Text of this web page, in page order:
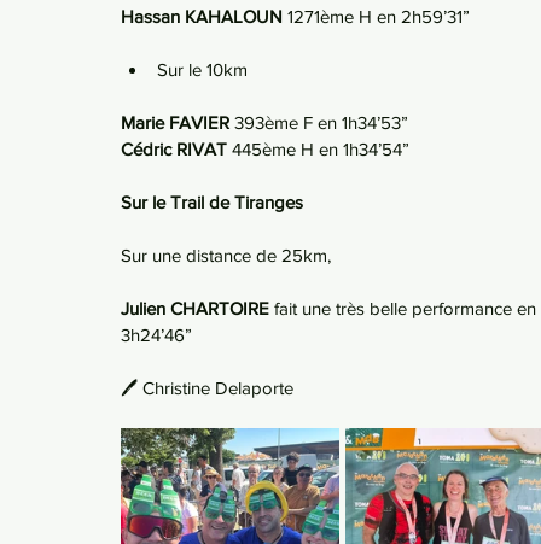
Hassan KAHALOUN 1271ème H en 2h59’31”
Sur le 10km
Marie FAVIER 393ème F en 1h34’53”
Cédric RIVAT 445ème H en 1h34’54”
Sur le Trail de Tiranges
Sur une distance de 25km,
Julien CHARTOIRE fait une très belle performance
3h24’46”
🖊 Christine Delaporte